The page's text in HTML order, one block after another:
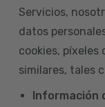
Servicios,
datos
cookies,
similares, tales
Información